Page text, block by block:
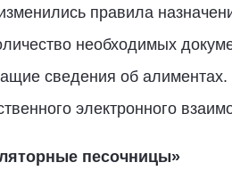
правила
необходимых
сведения об алиментах.
электронного
песочницы»